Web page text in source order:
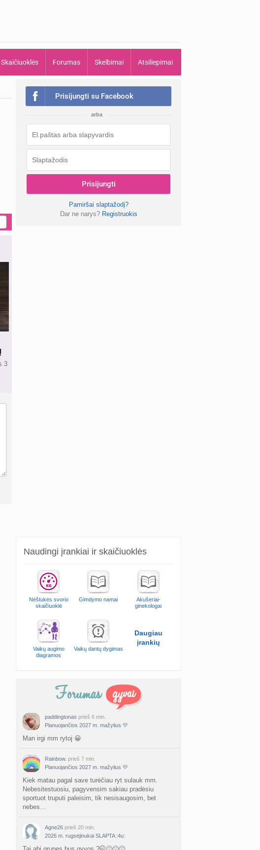
Skaičiuoklės Forumas Skelbimai Atsiliepimai
3
Prisijungti su Facebook
arba
Prisijungti
Pamiršai slaptažodį?
Dar ne narys? Registruokis
Naudingi įrankiai ir skaičiuoklės
Nėštukės svorio
skaičiuoklė
Gimdymo namai
Akušeriai-
ginekologai
Vaikų augimo
diagramos
Vaikų dantų dygimas
Daugiau
įrankių
paddingtonas prieš 6 min.
Planuojančios 2027 m. mažylius 💛
Man irgi mm rytoj 😀
Rainbow. prieš 7 min.
Planuojančios 2027 m. mažylius 💛
Kiek matau pagal save turėčiau ryt sulauk mm.
Nebesitestuosiu, pagyvensim sakiau pradėsiu
sportuot truputi paleisim, tik nesisaugosim, bet
nebes…
Agne26 prieš 20 min.
2026 m. rugsėjinukai SLAPTA :4u: